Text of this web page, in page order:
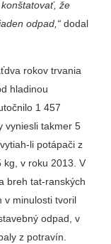
že
odpad,“ dodal
rokov trvania
hladinou
1 457
vyniesli takmer 5
li potápači z
kg, v roku 2013. V
breh tat-ranských
v minulosti tvoril
odpad, v
z potravín.